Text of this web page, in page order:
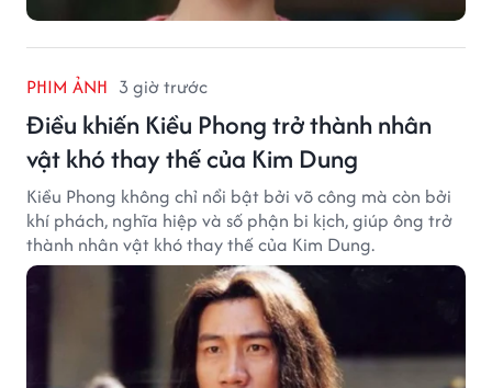
PHIM ẢNH 3 giờ trước
Điều khiến Kiều Phong trở thành nhân
vật khó thay thế của Kim Dung
Kiều Phong không chỉ nổi bật bởi võ công mà còn bởi
khí phách, nghĩa hiệp và số phận bi kịch, giúp ông trở
thành nhân vật khó thay thế của Kim Dung.